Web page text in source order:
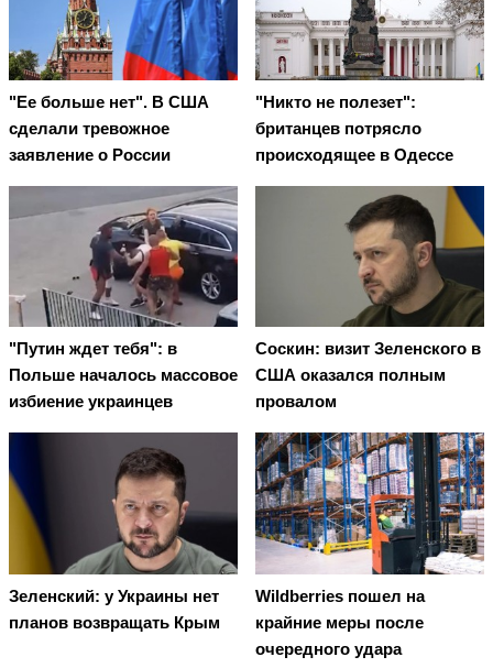
"Ее больше нет". В США
сделали тревожное
заявление о России
"Никто не полезет":
британцев потрясло
происходящее в Одессе
"Путин ждет тебя": в
Польше началось массовое
избиение украинцев
Соскин: визит Зеленского в
США оказался полным
провалом
Зеленский: у Украины нет
планов возвращать Крым
Wildberries пошел на
крайние меры после
очередного удара